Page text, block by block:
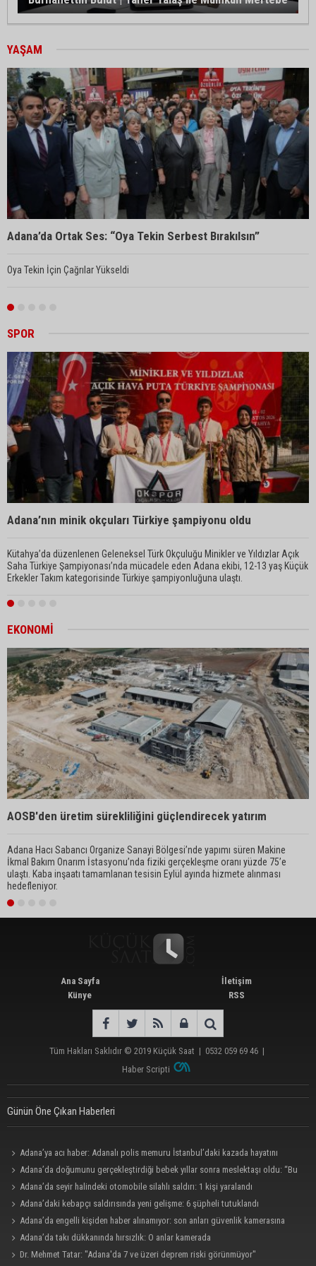
#16
YAŞAM
Adana’da Ortak Ses: “Oya Tekin Serbest Bırakılsın”
Oya Tekin İçin Çağrılar Yükseldi
SPOR
Adana’nın minik okçuları Türkiye şampiyonu oldu
Kütahya’da düzenlenen Geleneksel Türk Okçuluğu Minikler ve Yıldızlar Açık
Saha Türkiye Şampiyonası’nda mücadele eden Adana ekibi, 12-13 yaş Küçük
Erkekler Takım kategorisinde Türkiye şampiyonluğuna ulaştı.
EKONOMİ
⁠AOSB'den üretim sürekliliğini güçlendirecek yatırım
Adana Hacı Sabancı Organize Sanayi Bölgesi’nde yapımı süren Makine
İkmal Bakım Onarım İstasyonu’nda fiziki gerçekleşme oranı yüzde 75’e
ulaştı. Kaba inşaatı tamamlanan tesisin Eylül ayında hizmete alınması
hedefleniyor.
Ana Sayfa
Künye
İletişim
RSS
Tüm Hakları Saklıdır © 2019 Küçük Saat | 0532 059 69 46 |
Haber Scripti
Günün Öne Çıkan Haberleri
Adana’ya acı haber: Adanalı polis memuru İstanbul’daki kazada hayatını
kaybetti
Adana’da doğumunu gerçekleştirdiği bebek yıllar sonra meslektaşı oldu: “Bu
çok gurur verici”
Adana’da seyir halindeki otomobile silahlı saldırı: 1 kişi yaralandı
Adana’daki kebapçı saldırısında yeni gelişme: 6 şüpheli tutuklandı
Adana’da engelli kişiden haber alınamıyor: son anları güvenlik kamerasına
yansıdı.
Adana’da takı dükkanında hırsızlık: O anlar kamerada
Dr. Mehmet Tatar: "Adana'da 7 ve üzeri deprem riski görünmüyor"